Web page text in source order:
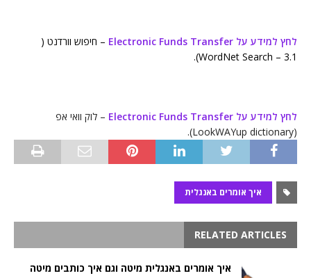
לחץ למידע על Electronic Funds Transfer
– חיפוש וורדנט (
WordNet Search – 3.1).
לחץ למידע על Electronic Funds Transfer
– לוק וואי אפ
(LookWAYup dictionary).
איך אומרים באנגלית
RELATED ARTICLES
איך אומרים באנגלית מיטה וגם איך כותבים מיטה